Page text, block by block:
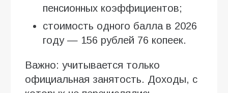
пенсионных коэффициентов;
стоимость одного балла в 2026
году — 156 рублей 76 копеек.
Важно: учитывается только
официальная занятость. Доходы, с